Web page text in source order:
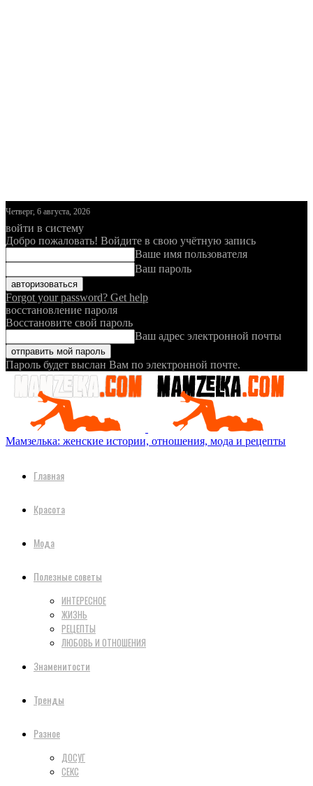
Четверг, 6 августа, 2026
войти в систему
Добро пожаловать! Войдите в свою учётную запись
Ваше имя пользователя
Ваш пароль
Forgot your password? Get help
восстановление пароля
Восстановите свой пароль
Ваш адрес электронной почты
Пароль будет выслан Вам по электронной почте.
Мамзелька: женские истории, отношения, мода и рецепты
Главная
Красота
Мода
Полезные советы
ИНТЕРЕСНОЕ
ЖИЗНЬ
РЕЦЕПТЫ
ЛЮБОВЬ И ОТНОШЕНИЯ
Знаменитости
Тренды
Разное
ДОСУГ
СЕКС